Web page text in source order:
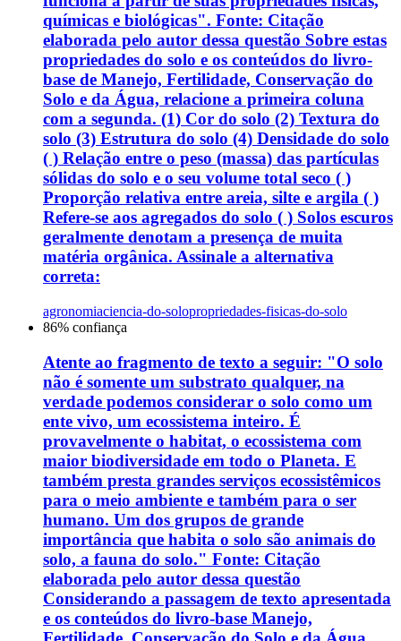
químicas e biológicas". Fonte: Citação
elaborada pelo autor dessa questão Sobre estas
propriedades do solo e os conteúdos do livro-
base de Manejo, Fertilidade, Conservação do
Solo e da Água, relacione a primeira coluna
com a segunda. (1) Cor do solo (2) Textura do
solo (3) Estrutura do solo (4) Densidade do solo
( ) Relação entre o peso (massa) das partículas
sólidas do solo e o seu volume total seco ( )
Proporção relativa entre areia, silte e argila ( )
Refere-se aos agregados do solo ( ) Solos escuros
geralmente denotam a presença de muita
matéria orgânica. Assinale a alternativa
correta:
agronomiaciencia-do-solopropriedades-fisicas-do-solo
86% confiança
Atente ao fragmento de texto a seguir: "O solo
não é somente um substrato qualquer, na
verdade podemos considerar o solo como um
ente vivo, um ecossistema inteiro. É
provavelmente o habitat, o ecossistema com
maior biodiversidade em todo o Planeta. E
também presta grandes serviços ecossistêmicos
para o meio ambiente e também para o ser
humano. Um dos grupos de grande
importância que habita o solo são animais do
solo, a fauna do solo." Fonte: Citação
elaborada pelo autor dessa questão
Considerando a passagem de texto apresentada
e os conteúdos do livro-base Manejo,